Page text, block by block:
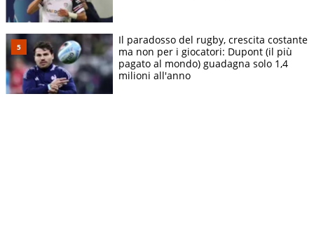
Il paradosso del rugby, crescita costante
ma non per i giocatori: Dupont (il più
pagato al mondo) guadagna solo 1,4
milioni all'anno